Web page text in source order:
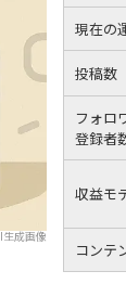
成画像
現在の
投稿数
フォロ
登録者
収益モ
コンテ